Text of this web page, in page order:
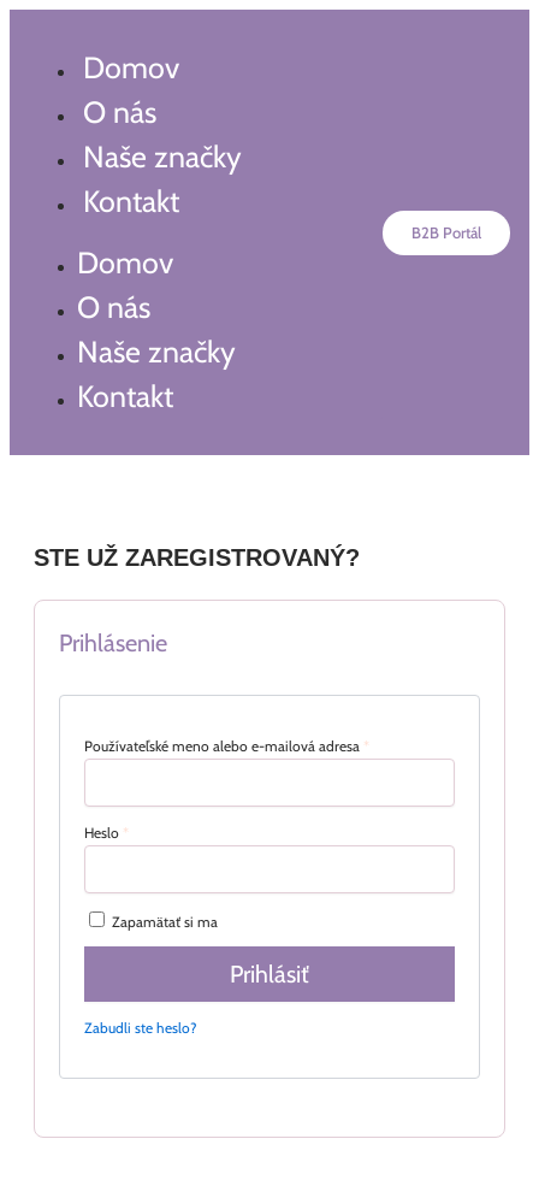
Preskočiť
Domov
O nás
Naše značky
Kontakt
Domov
O nás
Naše značky
Kontakt
B2B Portál
STE UŽ ZAREGISTROVANÝ?
Prihlásenie
Používateľské meno alebo e-mailová adresa *
Heslo *
Zapamätať si ma
Prihlásiť
Zabudli ste heslo?